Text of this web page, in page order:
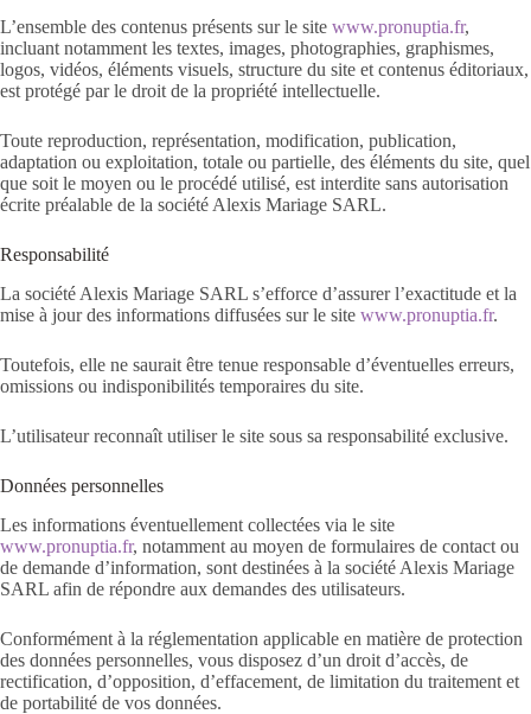
L’ensemble des contenus présents sur le site www.pronuptia.fr,
incluant notamment les textes, images, photographies, graphismes,
logos, vidéos, éléments visuels, structure du site et contenus éditoriaux,
est protégé par le droit de la propriété intellectuelle.
Toute reproduction, représentation, modification, publication,
adaptation ou exploitation, totale ou partielle, des éléments du site, quel
que soit le moyen ou le procédé utilisé, est interdite sans autorisation
écrite préalable de la société Alexis Mariage SARL.
Responsabilité
La société Alexis Mariage SARL s’efforce d’assurer l’exactitude et la
mise à jour des informations diffusées sur le site www.pronuptia.fr.
Toutefois, elle ne saurait être tenue responsable d’éventuelles erreurs,
omissions ou indisponibilités temporaires du site.
L’utilisateur reconnaît utiliser le site sous sa responsabilité exclusive.
Données personnelles
Les informations éventuellement collectées via le site
www.pronuptia.fr, notamment au moyen de formulaires de contact ou
de demande d’information, sont destinées à la société Alexis Mariage
SARL afin de répondre aux demandes des utilisateurs.
Conformément à la réglementation applicable en matière de protection
des données personnelles, vous disposez d’un droit d’accès, de
rectification, d’opposition, d’effacement, de limitation du traitement et
de portabilité de vos données.